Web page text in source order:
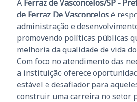
A Ferraz de Vasconcelos/SP -
de Ferraz De Vasconcelosé
administração e
promovendo políticas públicas
melhoria da qualidade de vida
Com foco no atendimento das
a instituição oferece
estável e desafiador para
construir uma carreira no setor